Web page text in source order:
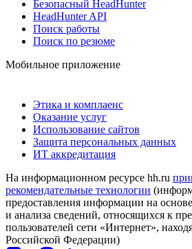
Безопасный HeadHunter
HeadHunter API
Поиск работы
Поиск по резюме
Мобильное приложение
Этика и комплаенс
Оказание услуг
Использование сайтов
Защита персональных данных
ИТ аккредитация
На информационном ресурсе hh.ru
рекомендательные технологии
предоставления информации на
и анализа сведений, относящихся к
пользователей сети «Интернет»,
Российской Федерации)